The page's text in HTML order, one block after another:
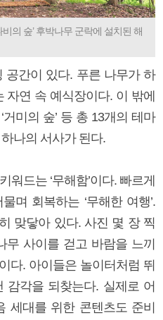
의 숲’ 후박나무 군락에 설치된 해
공간이 있다. 푸른 나무가 하
자연 속 예식장이다. 이 밖에
‘거미의 숲’ 등 총 13개의 테마
나의 서사가 된다.
워드는 ‘무해함’이다. 빠르게
며 회복하는 ‘무해한 여행’.
맞닿아 있다. 사진 몇 장 찍
무 사이를 걷고 바람을 느끼
다. 아이들은 놀이터처럼 뛰
감각을 되찾는다. 실제로 어
세대를 위한 콘텐츠도 준비